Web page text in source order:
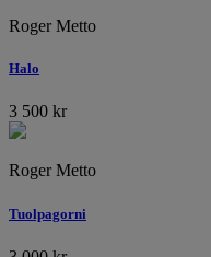
Roger Metto
Halo
3 500 kr
Roger Metto
Tuolpagorni